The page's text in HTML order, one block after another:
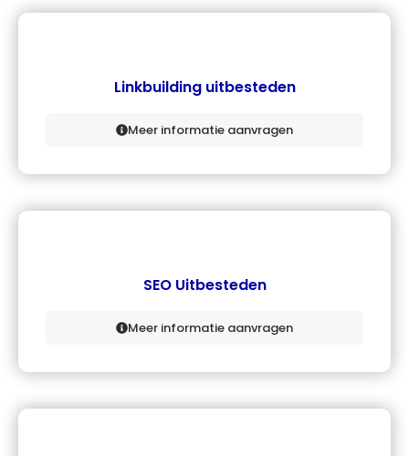
Linkbuilding uitbesteden
Meer informatie aanvragen
SEO Uitbesteden
Meer informatie aanvragen